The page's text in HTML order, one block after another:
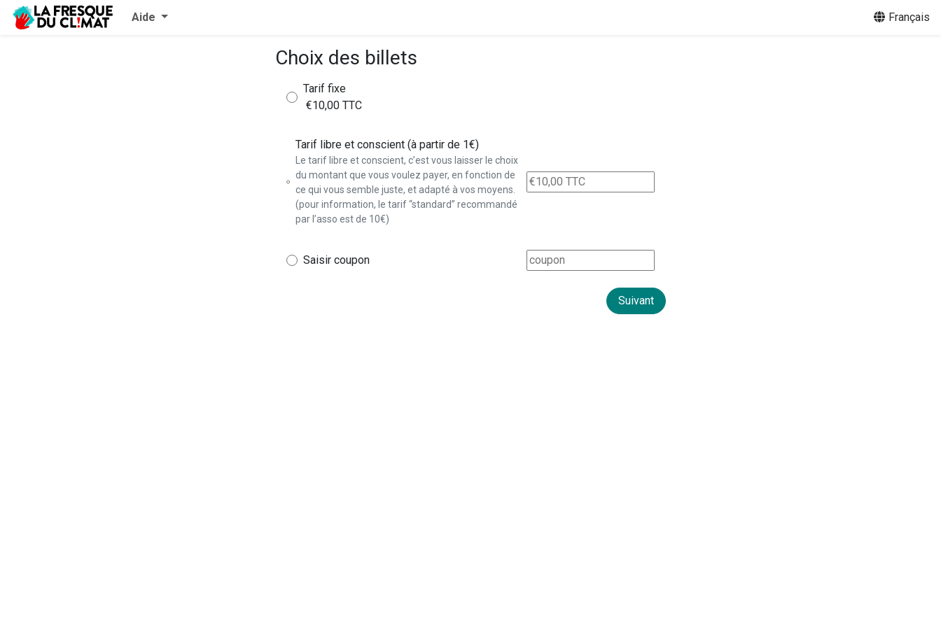
Aide Français
Choix des billets
Tarif fixe
€10,00 TTC
Tarif libre et conscient (à partir de 1€)
Le tarif libre et conscient, c’est vous laisser le choix
du montant que vous voulez payer, en fonction de
ce qui vous semble juste, et adapté à vos moyens.
(pour information, le tarif “standard” recommandé
par l’asso est de 10€)
Saisir coupon